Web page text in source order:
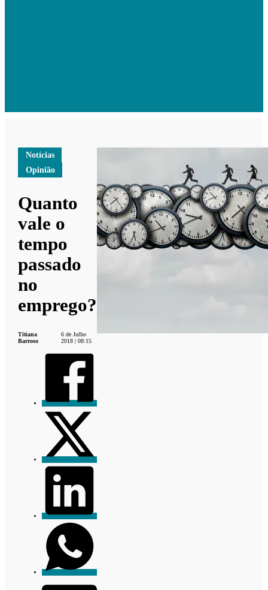
Notícias
Opinião
Quanto
vale o
tempo
passado
no
emprego?
Titiana
Barroso
6 de Julho
2018 | 08:15